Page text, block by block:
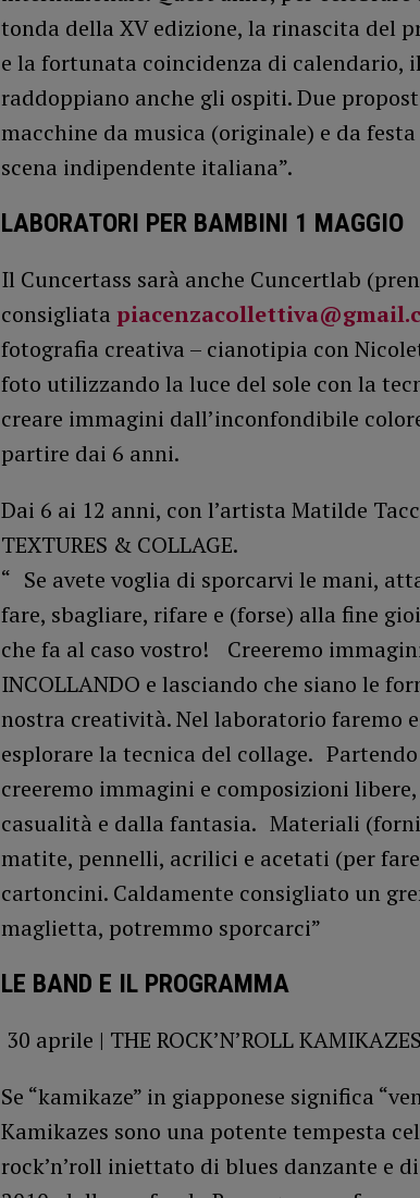
tonda della XV edizione, la rinascita del
e la fortunata coincidenza di calendario,
raddoppiano anche gli ospiti. Due
macchine da musica (originale) e da
scena indipendente italiana”.
LABORATORI PER BAMBINI 1 MAGGIO
Il Cuncertass sarà anche Cuncertlab
consigliata
fotografia creativa – cianotipia con
foto utilizzando la luce del sole con la
creare immagini dall’inconfondibile
partire dai 6 anni.
Dai 6 ai 12 anni, con l’artista Matilde
TEXTURES & COLLAGE.
“ Se avete voglia di sporcarvi le mani,
fare, sbagliare, rifare e (forse) alla fine
che fa al caso vostro! Creeremo
INCOLLANDO e lasciando che siano le
nostra creatività. Nel laboratorio faremo
esplorare la tecnica del collage.
creeremo immagini e composizioni
casualità e dalla fantasia. Materiali
matite, pennelli, acrilici e acetati (per
cartoncini. Caldamente consigliato un
maglietta, potremmo sporcarci”
LE BAND E IL PROGRAMMA
30 aprile | THE ROCK’N’ROLL KAMIKAZES
Se “kamikaze” in giapponese significa
Kamikazes sono una potente tempesta
rock’n’roll iniettato di blues danzante e